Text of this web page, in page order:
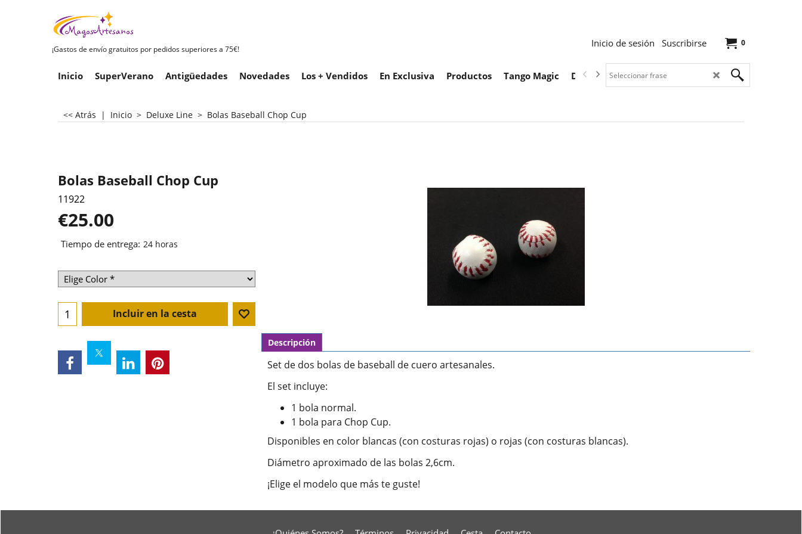
¡Gastos de envío gratuitos por pedidos superiores a 75€!
0
Inicio de sesión Suscribirse
Inicio SuperVerano Antigüedades Novedades Los + Vendidos En Exclusiva Productos Tango Magic Descargas
<< Atrás | Inicio > Deluxe Line > Bolas Baseball Chop Cup
Bolas Baseball Chop Cup
11922
€25.00
Tiempo de entrega: 24 horas
Incluir en la cesta
Descripción
Set de dos bolas de baseball de cuero artesanales.
El set incluye:
1 bola normal.
1 bola para Chop Cup.
Disponibles en color blancas (con costuras rojas) o rojas (con costuras blancas).
Diámetro aproximado de las bolas 2,6cm.
¡Elige el modelo que más te guste!